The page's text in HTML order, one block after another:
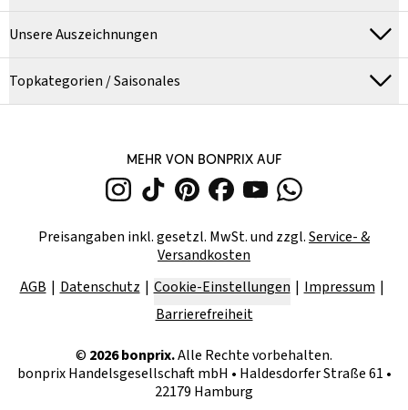
Unsere Auszeichnungen
Topkategorien / Saisonales
MEHR VON BONPRIX AUF
Preisangaben inkl. gesetzl. MwSt. und zzgl.Service- &
Versandkosten
AGB
Datenschutz Cookie-Einstellungen
Impressum
Barrierefreiheit
© 2026bonprix.Alle Rechte vorbehalten.
bonprix Handelsgesellschaft mbH • Haldesdorfer Straße 61 •
22179 Hamburg